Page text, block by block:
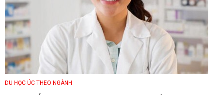
DU HỌC ÚC THEO NGÀNH